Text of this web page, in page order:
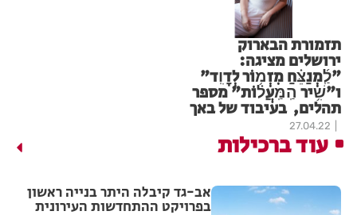
תזמורת הבארוק
ירושלים מציגה:
"לַֽ֜מְנַצֵּ֗חַ מִזְמ֥וֹר לְדָוִֽד"
ו"שִׁ֥יר הַֽמַּֽעֲל֗וֹת" מספר
תהלים, בעיבוד של באך
27.04.22
עוד ברכילות
אב-גד קיבלה היתר בנייה ראשון
בפרויקט ההתחדשות העירונית